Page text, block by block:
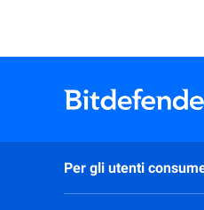
Per gli utenti